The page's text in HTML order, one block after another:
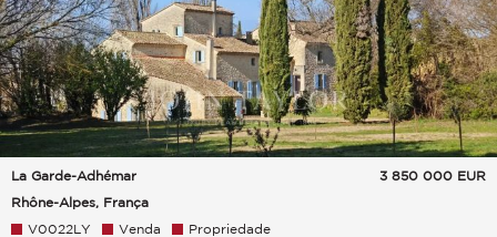
La Garde-Adhémar
Rhône-Alpes, França
3 850 000 EUR
V0022LY Venda Propriedade